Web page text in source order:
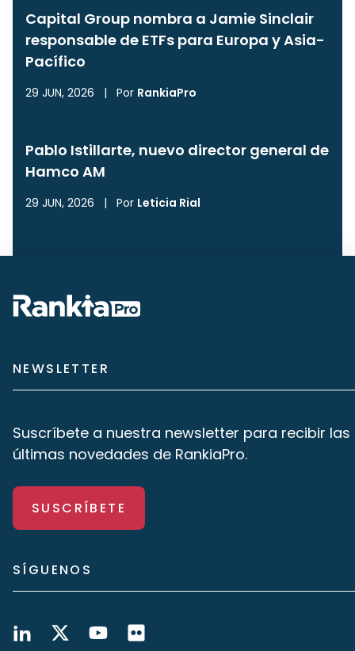
Capital Group nombra a Jamie Sinclair
responsable de ETFs para Europa y Asia-
Pacífico
29 JUN, 2026 | Por RankiaPro
Pablo Istillarte, nuevo director general de
Hamco AM
29 JUN, 2026 | Por Leticia Rial
NEWSLETTER
Suscríbete a nuestra newsletter para recibir las
últimas novedades de RankiaPro.
SUSCRÍBETE
SÍGUENOS